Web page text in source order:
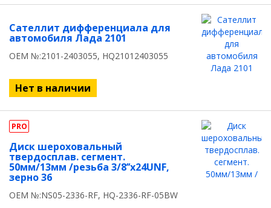
Сателлит дифференциала для
автомобиля Лада 2101
OEM №:2101-2403055, HQ21012403055
Нет в наличии
PRO
Диск шероховальный
твердосплав. сегмент.
50мм/13мм /резьба 3/8’’х24UNF,
зерно 36
OEM №:NS05-2336-RF, HQ-2336-RF-05BW